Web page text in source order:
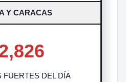
Y CARACAS
FUERTES DEL DÍA